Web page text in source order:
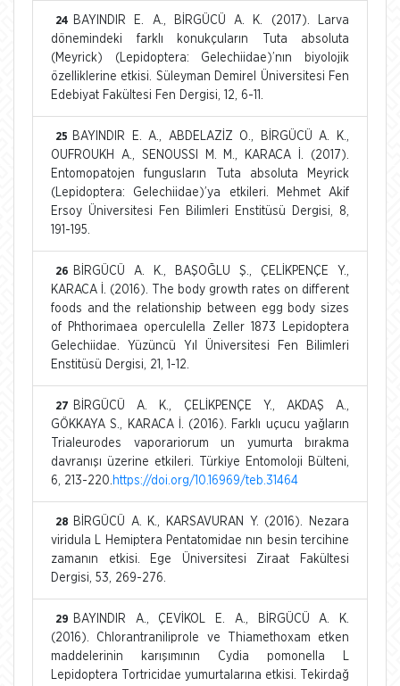
24
BAYINDIR E. A., BİRGÜCÜ A. K. (2017). Larva
dönemindeki farklı konukçuların Tuta absoluta
(Meyrick) (Lepidoptera: Gelechiidae)’nın biyolojik
özelliklerine etkisi. Süleyman Demirel Üniversitesi Fen
Edebiyat Fakültesi Fen Dergisi, 12, 6-11.
25
BAYINDIR E. A., ABDELAZİZ O., BİRGÜCÜ A. K.,
OUFROUKH A., SENOUSSI M. M., KARACA İ. (2017).
Entomopatojen fungusların Tuta absoluta Meyrick
(Lepidoptera: Gelechiidae)’ya etkileri. Mehmet Akif
Ersoy Üniversitesi Fen Bilimleri Enstitüsü Dergisi, 8,
191-195.
26
BİRGÜCÜ A. K., BAŞOĞLU Ş., ÇELİKPENÇE Y.,
KARACA İ. (2016). The body growth rates on different
foods and the relationship between egg body sizes
of Phthorimaea operculella Zeller 1873 Lepidoptera
Gelechiidae. Yüzüncü Yıl Üniversitesi Fen Bilimleri
Enstitüsü Dergisi, 21, 1-12.
27
BİRGÜCÜ A. K., ÇELİKPENÇE Y., AKDAŞ A.,
GÖKKAYA S., KARACA İ. (2016). Farklı uçucu yağların
Trialeurodes vaporariorum un yumurta bırakma
davranışı üzerine etkileri. Türkiye Entomoloji Bülteni,
6, 213-220. https://doi.org/10.16969/teb.31464
28
BİRGÜCÜ A. K., KARSAVURAN Y. (2016). Nezara
viridula L Hemiptera Pentatomidae nın besin tercihine
zamanın etkisi. Ege Üniversitesi Ziraat Fakültesi
Dergisi, 53, 269-276.
29
BAYINDIR A., ÇEVİKOL E. A., BİRGÜCÜ A. K.
(2016). Chlorantraniliprole ve Thiamethoxam etken
maddelerinin karışımının Cydia pomonella L
Lepidoptera Tortricidae yumurtalarına etkisi. Tekirdağ